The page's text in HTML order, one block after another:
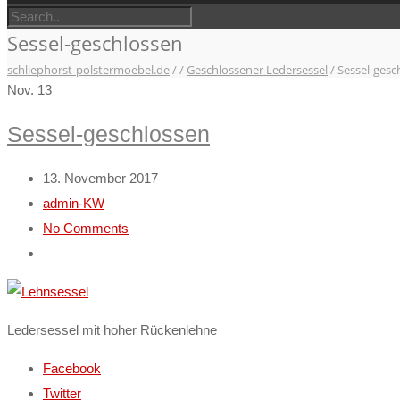
Sessel-geschlossen
schliephorst-polstermoebel.de// Geschlossener Ledersessel / Sessel-
Nov. 13
Sessel-geschlossen
13. November 2017
admin-KW
No Comments
Ledersessel mit hoher Rückenlehne
Facebook
Twitter